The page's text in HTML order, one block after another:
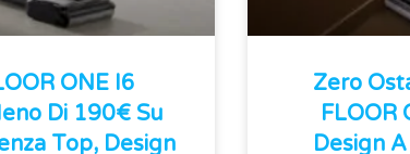
ONE I6
Di 190€ Su
Top, Design
Zero
FLOOR
Design